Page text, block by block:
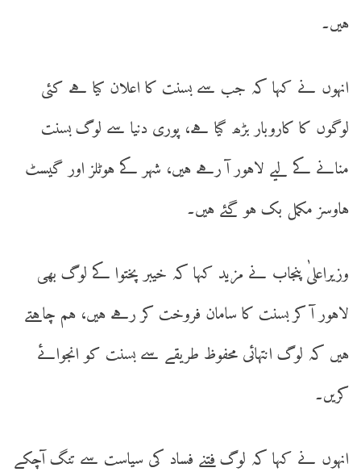
ہیں۔
انہوں نے کہا کہ جب سے بسنت کا اعلان کیا ہے کئی
لوگوں کا کاروبار بڑھ گیا ہے، پوری دنیا سے لوگ بسنت
منانے کے لیے لاہور آ رہے ہیں، شہر کے ہوٹلز اور گیسٹ
ہاوسز مکمل بک ہو گئے ہیں۔
وزیراعلیٰ پنجاب نے مزید کہا کہ خیبر پختوا کے لوگ بھی
لاہور آ کر بسنت کا سامان فروخت کر رہے ہیں، ہم چاہتے
ہیں کہ لوگ انتہائی محفوظ طریقے سے بسنت کو انجوائے
کریں۔
انہوں نے کہا کہ لوگ فتنے فساد کی سیاست سے تنگ آچکے